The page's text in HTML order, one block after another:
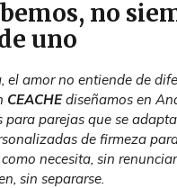
no
uno
el amor no entiende de
CEACHEdiseñamos en
para parejas que se
de firmeza
necesita, sin
sin separarse.